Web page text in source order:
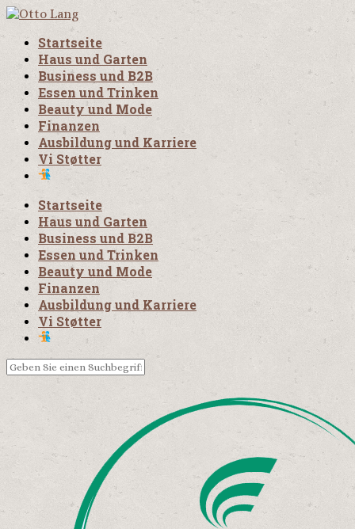
Startseite
Haus und Garten
Business und B2B
Essen und Trinken
Beauty und Mode
Finanzen
Ausbildung und Karriere
Vi Støtter
Startseite
Haus und Garten
Business und B2B
Essen und Trinken
Beauty und Mode
Finanzen
Ausbildung und Karriere
Vi Støtter